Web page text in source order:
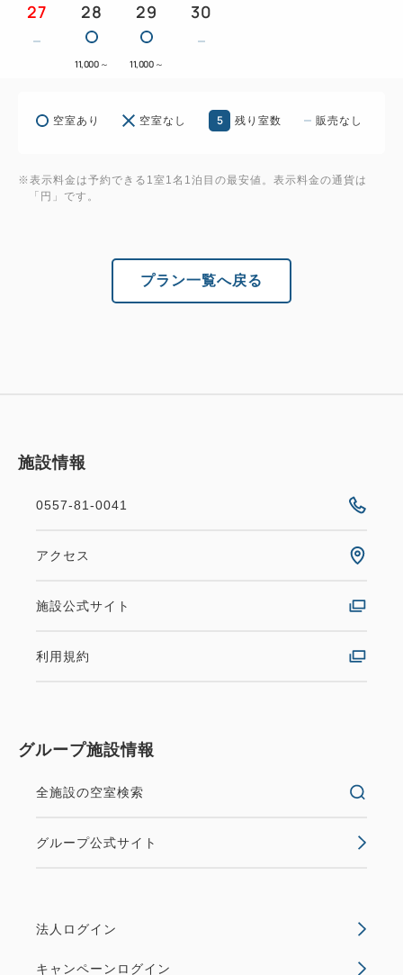
27 28
11,000 ～
29
11,000 ～
30
空室あり 空室なし 5 残り室数 販売なし
※表示料金は予約できる1室1名1泊目の最安値。表示料金の通貨は
「円」です。
プラン一覧へ戻る
施設情報
0557-81-0041
アクセス
施設公式サイト
利用規約
グループ施設情報
全施設の空室検索
グループ公式サイト
法人ログイン
キャンペーンログイン